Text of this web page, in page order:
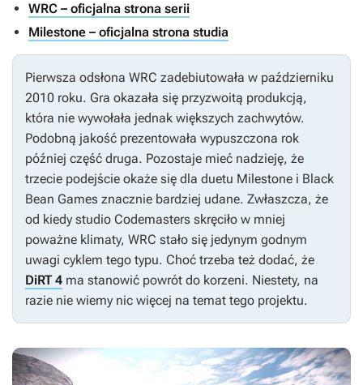
WRC – oficjalna strona serii
Milestone – oficjalna strona studia
Pierwsza odsłona WRC zadebiutowała w październiku
2010 roku. Gra okazała się przyzwoitą produkcją,
która nie wywołała jednak większych zachwytów.
Podobną jakość prezentowała wypuszczona rok
później część druga. Pozostaje mieć nadzieję, że
trzecie podejście okaże się dla duetu Milestone i Black
Bean Games znacznie bardziej udane. Zwłaszcza, że
od kiedy studio Codemasters skręciło w mniej
poważne klimaty, WRC stało się jedynym godnym
uwagi cyklem tego typu. Choć trzeba też dodać, że
DiRT 4 ma stanowić powrót do korzeni. Niestety, na
razie nie wiemy nic więcej na temat tego projektu.